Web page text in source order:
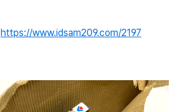
https://www.idsam209.com/2197